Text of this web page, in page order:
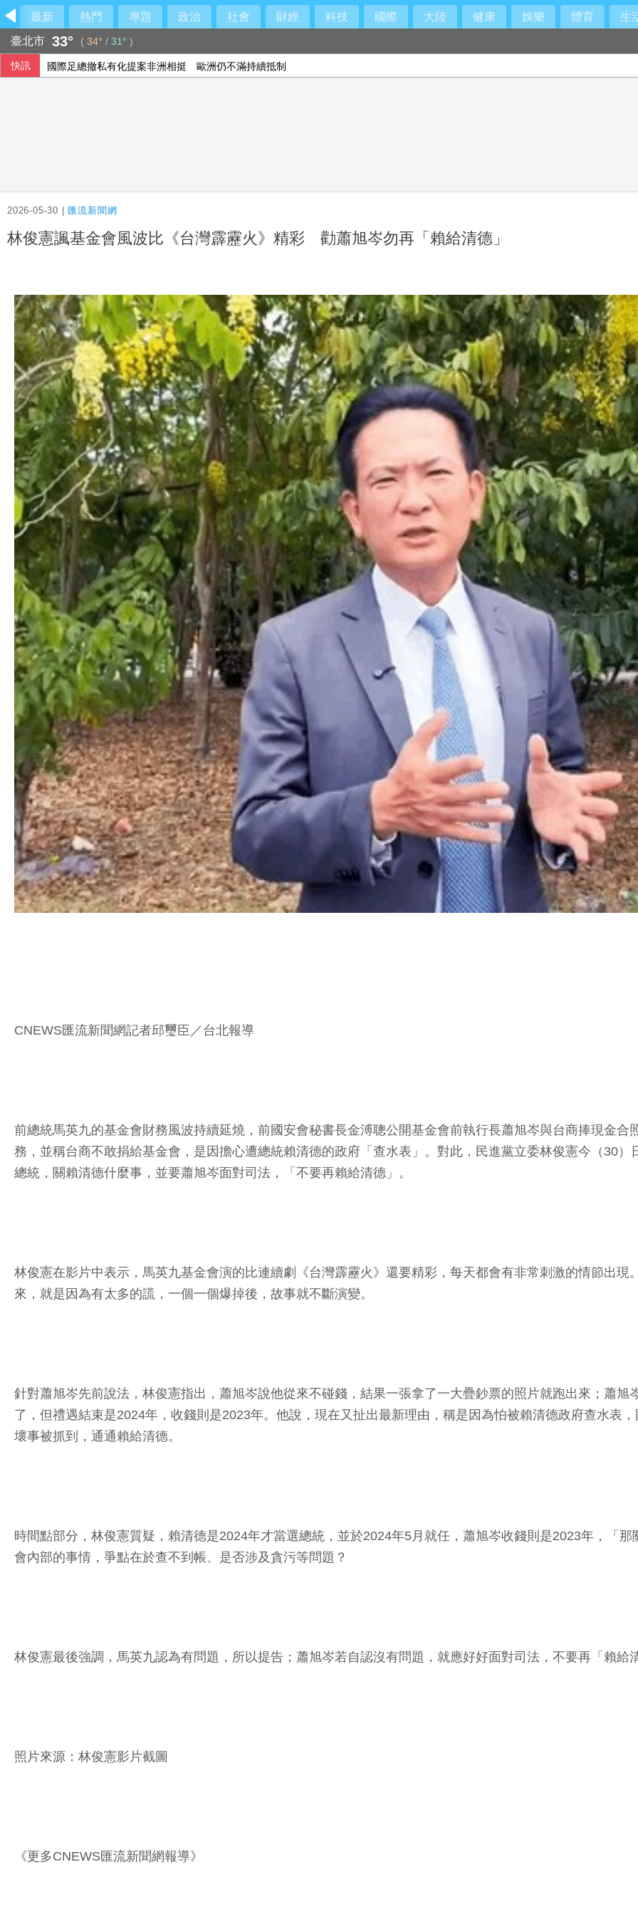
最新 熱門 專題 政治 社會 財經 科技 國際 大陸 健康 娛樂 體育
生
臺北市 33° ( 34° / 31° )
快訊 國際足總撤私有化提案非洲相挺 歐洲仍不滿持續抵制
2026-05-30 | 匯流新聞網
林俊憲諷基金會風波比《台灣霹靂火》精彩 勸蕭旭岑勿再「賴給清德」
CNEWS匯流新聞網記者邱璽臣／台北報導
前總統馬英九的基金會財務風波持續延燒，前國安會秘書長金溥聰公開基金會前執行長蕭旭岑與台商捧現金
務，並稱台商不敢捐給基金會，是因擔心遭總統賴清德的政府「查水表」。對此，民進黨立委林俊憲今（30
總統，關賴清德什麼事，並要蕭旭岑面對司法，「不要再賴給清德」。
林俊憲在影片中表示，馬英九基金會演的比連續劇《台灣霹靂火》還要精彩，每天都會有非常刺激的情節出
來，就是因為有太多的謊，一個一個爆掉後，故事就不斷演變。
針對蕭旭岑先前說法，林俊憲指出，蕭旭岑說他從來不碰錢，結果一張拿了一大疊鈔票的照片就跑出來；蕭
了，但禮遇結束是2024年，收錢則是2023年。他說，現在又扯出最新理由，稱是因為怕被賴清德政府查水表
壞事被抓到，通通賴給清德。
時間點部分，林俊憲質疑，賴清德是2024年才當選總統，並於2024年5月就任，蕭旭岑收錢則是2023年，「
會內部的事情，爭點在於查不到帳、是否涉及貪污等問題？
林俊憲最後強調，馬英九認為有問題，所以提告；蕭旭岑若自認沒有問題，就應好好面對司法，不要再「賴給
照片來源：林俊憲影片截圖
《更多CNEWS匯流新聞網報導》